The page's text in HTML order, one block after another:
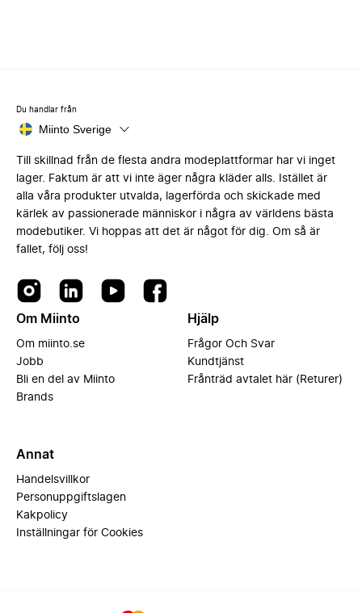
Du handlar från
Miinto Sverige
Till skillnad från de flesta andra modeplattformar har vi inget
lager. Faktum är att vi inte äger några kläder alls. Istället är
alla våra produkter utvalda, lagerförda och skickade med
kärlek av passionerade människor i några av världens bästa
modebutiker. Vi hoppas att det är något för dig. Om så är
fallet, följ oss!
Om Miinto
Om miinto.se
Jobb
Bli en del av Miinto
Brands
Hjälp
Frågor Och Svar
Kundtjänst
Frånträd avtalet här (Returer)
Annat
Handelsvillkor
Personuppgiftslagen
Kakpolicy
Inställningar för Cookies